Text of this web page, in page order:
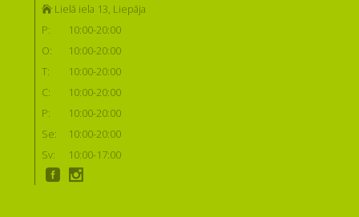
Lielā iela 13, Liepāja
P:
10:00-20:00
O:
10:00-20:00
T:
10:00-20:00
C:
10:00-20:00
P:
10:00-20:00
Se:
10:00-20:00
Sv:
10:00-17:00